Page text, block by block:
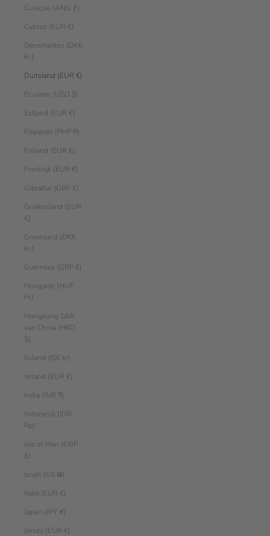
Curaçao (ANG ƒ)
Cyprus (EUR €)
Denemarken (DKK
kr.)
Duitsland (EUR €)
Ecuador (USD $)
Estland (EUR €)
Filipijnen (PHP ₱)
Finland (EUR €)
Frankrijk (EUR €)
Gibraltar (GBP £)
Griekenland (EUR
€)
Groenland (DKK
kr.)
Guernsey (GBP £)
Hongarije (HUF
Ft)
Hongkong SAR
van China (HKD
$)
IJsland (ISK kr)
Ierland (EUR €)
India (INR ₹)
Indonesië (IDR
Rp)
Isle of Man (GBP
£)
Israël (ILS ₪)
Italië (EUR €)
Japan (JPY ¥)
Jersey (EUR €)